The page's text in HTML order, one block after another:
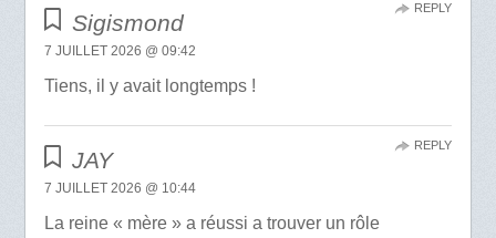
Sigismond
7 JUILLET 2026 @ 09:42
Tiens, il y avait longtemps !
REPLY
JAY
7 JUILLET 2026 @ 10:44
La reine « mère » a réussi a trouver un rôle
REPLY